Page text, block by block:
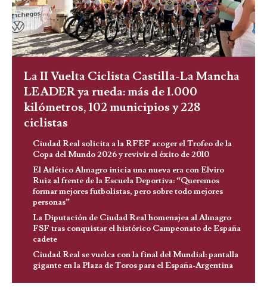
La II Vuelta Ciclista Castilla-La Mancha
LEADER ya rueda: más de 1.000
kilómetros, 102 municipios y 228
ciclistas
Ciudad Real solicita a la RFEF acoger el Trofeo de la
Copa del Mundo 2026 y revivir el éxito de 2010
El Atlético Almagro inicia una nueva era con Elviro
Ruiz al frente de la Escuela Deportiva: “Queremos
formar mejores futbolistas, pero sobre todo mejores
personas”
La Diputación de Ciudad Real homenajea al Almagro
FSF tras conquistar el histórico Campeonato de España
cadete
Ciudad Real se vuelca con la final del Mundial: pantalla
gigante en la Plaza de Toros para el España-Argentina